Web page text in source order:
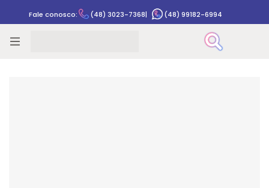
Fale conosco: (48) 3023-7368| (48) 99182-6994